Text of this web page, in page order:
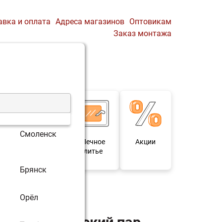
Смоленск
Брянск
Орёл
и оплата Адреса магазинов Оптовикам
Заказ монтажа
Печное
литье
Акции
18 Панорама